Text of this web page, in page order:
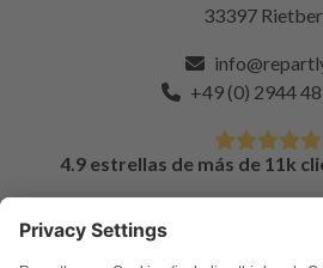
33397
+49 (0) 2944
4.9 estrellas de más de 11k